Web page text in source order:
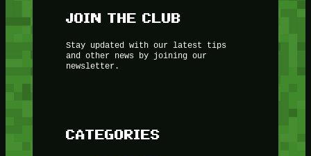
JOIN THE CLUB
Stay updated with our latest tips
and other news by joining our
newsletter.
CATEGORIES